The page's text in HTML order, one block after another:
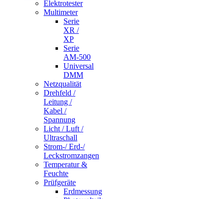
Elektrotester
Multimeter
Serie
XR /
XP
Serie
AM-500
Universal
DMM
Netzqualität
Drehfeld /
Leitung /
Kabel /
Spannung
Licht / Luft /
Ultraschall
Strom-/ Erd-/
Leckstromzangen
Temperatur &
Feuchte
Prüfgeräte
Erdmessung